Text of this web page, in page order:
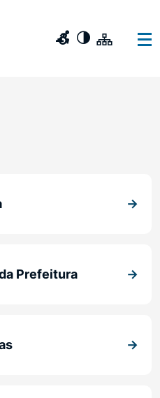
Prefeitura